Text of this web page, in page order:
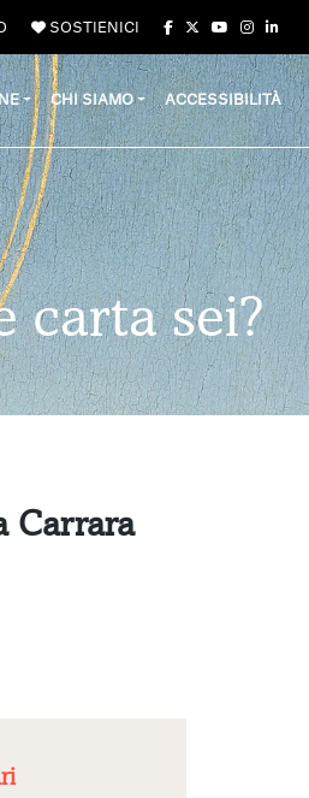
SOSTIENICI
CHI SIAMO ACCESSIBILITÀ
carta sei?
Carrara